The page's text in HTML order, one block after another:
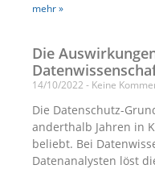
mehr »
Die
14/10/2022 Keine
Die Datenschutz-
anderthalb Jahren in
beliebt. Bei
Datenanalysten löst